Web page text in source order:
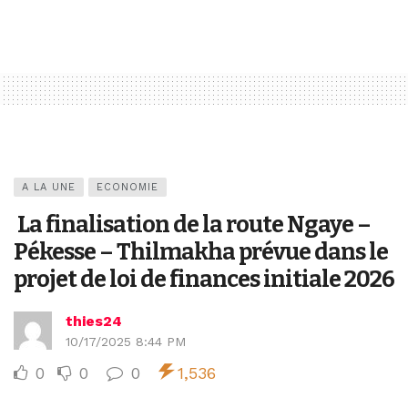
A LA UNE ECONOMIE
La finalisation de la route Ngaye –
Pékesse – Thilmakha prévue dans le
projet de loi de finances initiale 2026
thies24
10/17/2025 8:44 PM
0 0 0 1,536